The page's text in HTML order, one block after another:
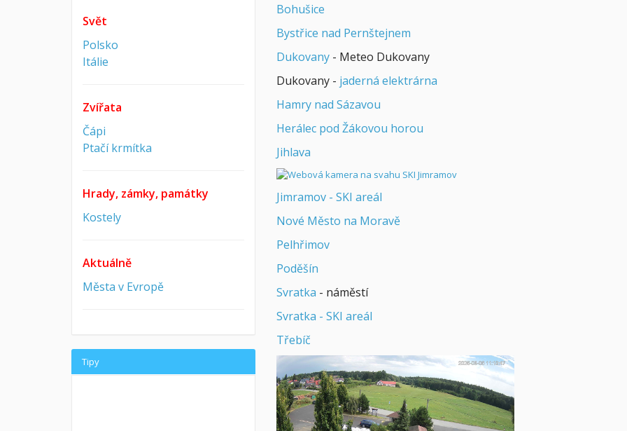
Bohušice
Bystřice nad Pernštejnem
Dukovany- Meteo Dukovany
Dukovany - jaderná elektrárna
Hamry nad Sázavou
Herálec pod Žákovou horou
Jihlava
Jimramov - SKI areál
Nové Město na Moravě
Pelhřimov
Poděšín
Svratka - náměstí
Svratka - SKI areál
Třebíč
Svět
Polsko
Itálie
Zvířata
Čápi
Ptačí krmítka
Hrady, zámky, památky
Kostely
Aktuálně
Města v Evropě
Tipy